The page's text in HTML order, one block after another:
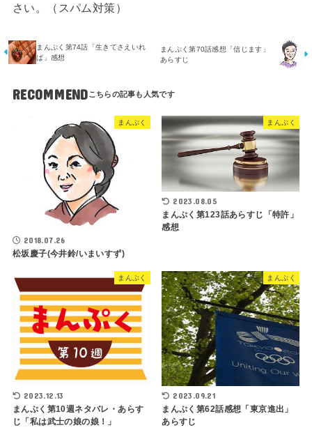
さい。（スパム対策）
まんぷく第74話「生きてさえいれ
ば」感想
まんぷく第70話感想「信じます」
あらすじ
RECOMMEND
まんぷく
2018.07.26
松坂慶子(今井鈴/いまいすず)
まんぷく
2023.08.05
まんぷく第123話あらすじ「特許」
感想
まんぷく
2023.12.13
まんぷく第10週ネタバレ・あらす
じ「私は武士の娘の娘！」
まんぷく
2023.09.21
まんぷく第62話感想「東京進出」
あらすじ